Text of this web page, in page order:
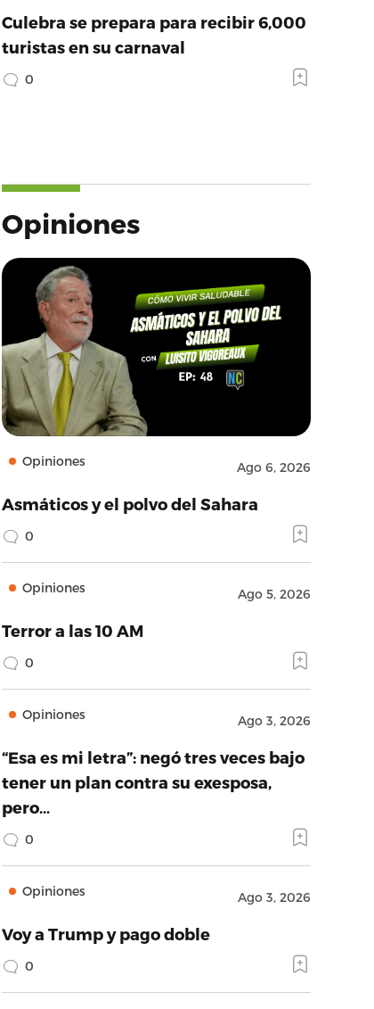
Culebra se prepara para recibir 6,000
turistas en su carnaval
0
Opiniones
Opiniones Ago 6, 2026
Asmáticos y el polvo del Sahara
0
Opiniones Ago 5, 2026
Terror a las 10 AM
0
Opiniones Ago 3, 2026
“Esa es mi letra”: negó tres veces bajo
tener un plan contra su exesposa,
pero…
0
Opiniones Ago 3, 2026
Voy a Trump y pago doble
0